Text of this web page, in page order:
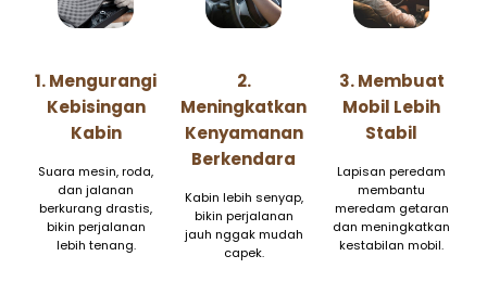
1. Mengurangi
Kebisingan
Kabin
Suara mesin, roda,
dan jalanan
berkurang drastis,
bikin perjalanan
lebih tenang.
2.
Meningkatkan
Kenyamanan
Berkendara
Kabin lebih senyap,
bikin perjalanan
jauh nggak mudah
capek.
3. Membuat
Mobil Lebih
Stabil
Lapisan peredam
membantu
meredam getaran
dan meningkatkan
kestabilan mobil.